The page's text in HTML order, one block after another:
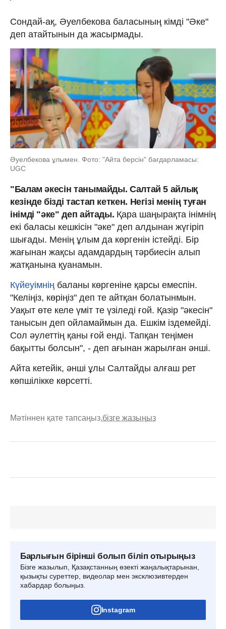
Сондай-ақ, Әуелбекова баласының кімді "Әке"
деп атайтынын да жасырмады.
Әуелбекова ұлымен. Фото: "Айта берсін" бағдарламасы:
UGC
"Балам әкесін танымайды. Салтай 5 айлық
кезінде бізді тастап кеткен. Негізі менің туған
інімді "әке" деп айтады. Қара шаңырақта інімнің
екі баласы кешкісін "әке" деп алдынан жүгіріп
шығады. Менің ұлым да көргенін істейді. Бір
жағынан жақсы адамдардың тәрбиесін алып
жатқанына қуанамын.
Күйеуімнің баланы көргеніне қарсы емеспін.
"Келіңіз, көріңіз" деп те айтқан болатынмын.
Уақыт өте келе үміт те үзіледі ғой. Қазір "әкесін"
танысын деп ойламаймын да. Ешкім іздемейді.
Сол әулеттің қаны ғой енді. Тапқан теңімен
бақытты болсын", - деп ағынан жарылған әнші.
Айта кетейік, әнші ұлы Салтайды алғаш рет
көпшілікке көрсетті.
Мәтіннен қате тапсаңыз,бізге жазыңыз
Барлығын бірінші болып біліп отырыңыз
Бізге жазылып, Қазақстанның өзекті жаңалықтарынан,
қызықты суреттер, видеолар мен эксклюзивтерден
хабардар болыңыз.
Instagram